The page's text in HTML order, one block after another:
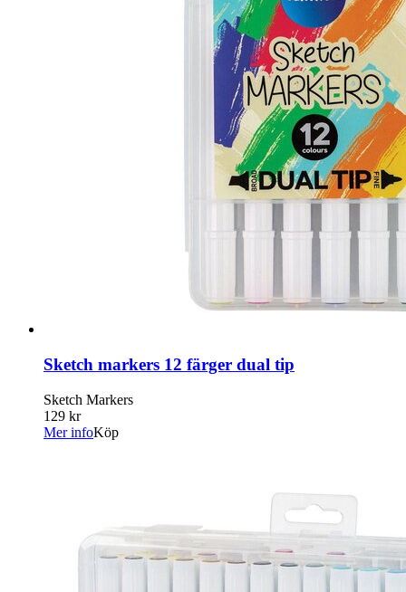
Sketch markers 12 färger dual tip
Sketch Markers
129 kr
Mer infoKöp